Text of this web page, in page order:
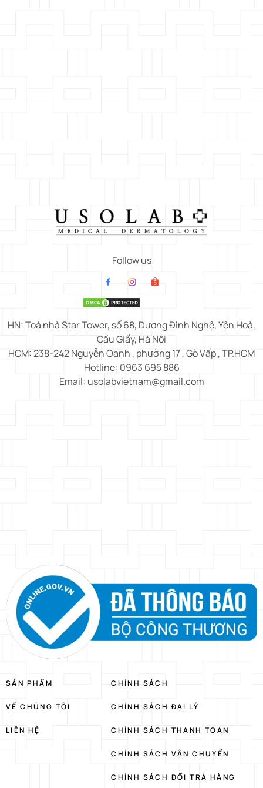
Follow us
HN: Toà nhà Star Tower, số 68, Dương Đình Nghệ, Yên Hoà,
Cầu Giấy, Hà Nội
HCM: 238-242 Nguyễn Oanh , phường 17 , Gò Vấp , TP.HCM
Hotline: 0963 695 886
Email: usolabvietnam@gmail.com
SẢN PHẨM
VỀ CHÚNG TÔI
LIÊN HỆ
CHÍNH SÁCH
CHÍNH SÁCH ĐẠI LÝ
CHÍNH SÁCH THANH TOÁN
CHÍNH SÁCH VẬN CHUYỂN
CHÍNH SÁCH ĐỔI TRẢ HÀNG